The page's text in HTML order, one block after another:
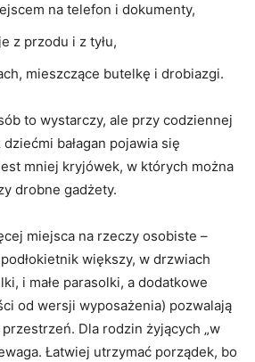
na telefon i dokumenty,
z przodu i z tyłu,
mieszczące butelkę i drobiazgi.
to wystarczy, ale przy codziennej
bałagan pojawia się
mniej kryjówek, w których można
drobne gadżety.
miejsca na rzeczy osobiste –
większy, w drzwiach
i małe parasolki, a dodatkowe
od wersji wyposażenia) pozwalają
Dla rodzin żyjących „w
Łatwiej utrzymać porządek, bo